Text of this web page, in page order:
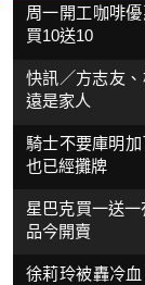
周一開工咖啡
買10送10
快訊／方志友
遠是家人
騎士不要庫明
也已經攤牌
星巴克買一送
品今開賣
徐莉玲被轟冷